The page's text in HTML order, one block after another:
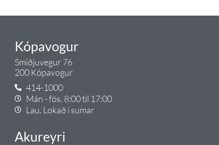
Kópavogur
Smiðjuvegur 76
200 Kópavogur
414-1000
Mán - fös. 8:00 til 17:00
Lau. Lokað í sumar
Akureyri